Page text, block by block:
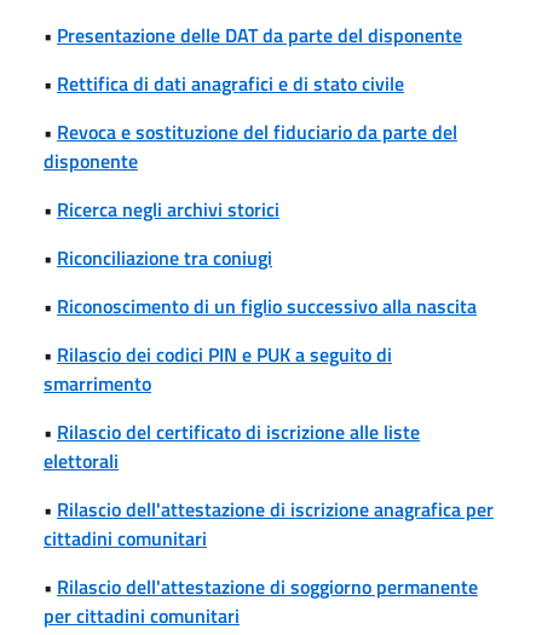
• Presentazione delle DAT da parte del disponente
• Rettifica di dati anagrafici e di stato civile
• Revoca e sostituzione del fiduciario da parte del
disponente
• Ricerca negli archivi storici
• Riconciliazione tra coniugi
• Riconoscimento di un figlio successivo alla nascita
• Rilascio dei codici PIN e PUK a seguito di
smarrimento
• Rilascio del certificato di iscrizione alle liste
elettorali
• Rilascio dell'attestazione di iscrizione anagrafica per
cittadini comunitari
• Rilascio dell'attestazione di soggiorno permanente
per cittadini comunitari